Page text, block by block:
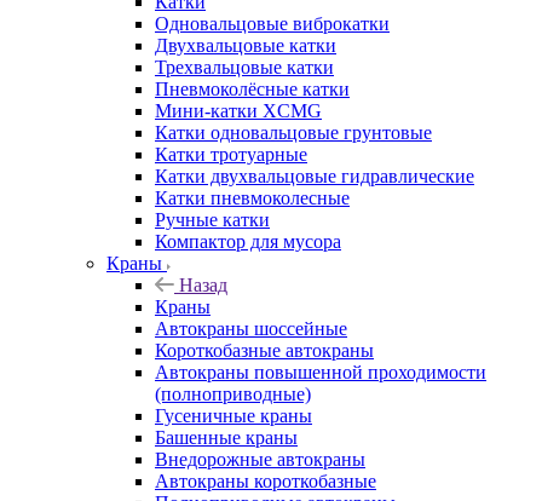
Одновальцовые виброкатки
Двухвальцовые катки
Трехвальцовые катки
Пневмоколёсные катки
Мини-катки XCMG
Катки одновальцовые грунтовые
Катки тротуарные
Катки двухвальцовые гидравлические
Катки пневмоколесные
Ручные катки
Компактор для мусора
Краны
Назад
Краны
Автокраны шоссейные
Короткобазные автокраны
Автокраны повышенной проходимости
(полноприводные)
Гусеничные краны
Башенные краны
Внедорожные автокраны
Автокраны короткобазные